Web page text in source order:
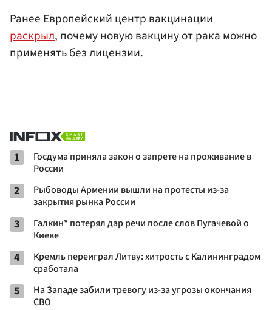
Ранее Европейский центр вакцинации
раскрыл, почему новую вакцину от рака можно
применять без лицензии.
1
Госдума приняла закон о запрете на проживание в
России
2
Рыбоводы Армении вышли на протесты из-за
закрытия рынка России
3
Галкин* потерял дар речи после слов Пугачевой о
Киеве
4
Кремль переиграл Литву: хитрость с Калининградом
сработала
5
На Западе забили тревогу из-за угрозы окончания
СВО